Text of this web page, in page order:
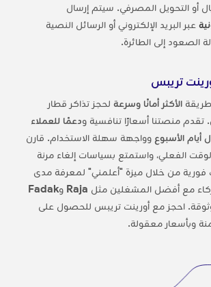
بال أو التحويل المصرفي. سيتم إرسال
عبر البريد الإلكتروني أو الرسائل النصية
الصعود إلى الطائرة.
تريبس
الأكثر أمانًا وسرعةلحجز تذاكر قطار
تقدم منصتنا أسعارًا تنافسية ودعمًا للعملاء
أيام الأسبوع وواجهة سهلة الاستخدام. قارن
الفعلي، واستمتع بسياسات إلغاء مرنة
من خلال ميزة "أعلمني" لمعرفة مدى
مع أفضل المشغلين مثل Raja وFadak
احجز مع أورينت تريبس للحصول على
وبأسعار معقولة.